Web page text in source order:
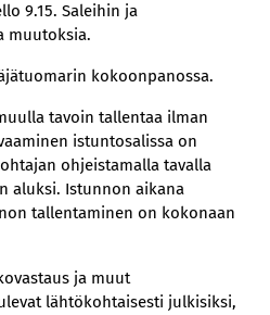
9.15. Saleihin ja
muutoksia.
kokoonpanossa.
tavoin tallentaa ilman
istuntosalissa on
ohjeistamalla tavalla
aluksi. Istunnon aikana
tallentaminen on kokonaan
ja muut
lähtökohtaisesti julkisiksi,